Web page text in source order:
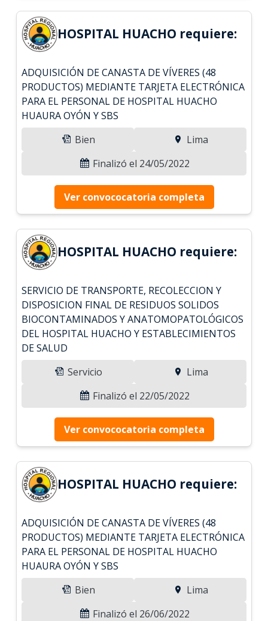
HOSPITAL HUACHO requiere:
ADQUISICIÓN DE CANASTA DE VÍVERES (48
PRODUCTOS) MEDIANTE TARJETA ELECTRÓNICA
PARA EL PERSONAL DE HOSPITAL HUACHO
HUAURA OYÓN Y SBS
Bien
Lima
Finalizó el 24/05/2022
Ver convococatoria completa
HOSPITAL HUACHO requiere:
SERVICIO DE TRANSPORTE, RECOLECCION Y
DISPOSICION FINAL DE RESIDUOS SOLIDOS
BIOCONTAMINADOS Y ANATOMOPATOLÓGICOS
DEL HOSPITAL HUACHO Y ESTABLECIMIENTOS
DE SALUD
Servicio
Lima
Finalizó el 22/05/2022
Ver convococatoria completa
HOSPITAL HUACHO requiere:
ADQUISICIÓN DE CANASTA DE VÍVERES (48
PRODUCTOS) MEDIANTE TARJETA ELECTRÓNICA
PARA EL PERSONAL DE HOSPITAL HUACHO
HUAURA OYÓN Y SBS
Bien
Lima
Finalizó el 26/06/2022